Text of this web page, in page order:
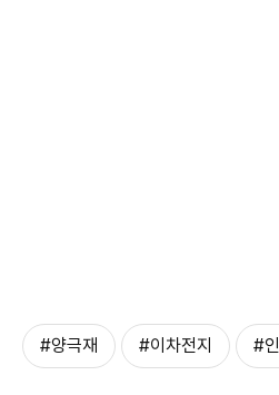
#양극재 #이차전지 #